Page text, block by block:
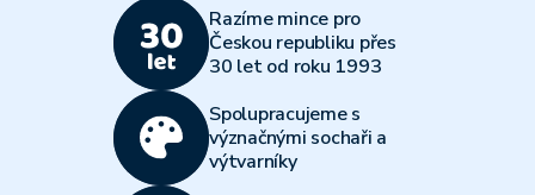
Razíme mince pro
Českou republiku přes
30 let od roku 1993
Spolupracujeme s
význačnými sochaři a
výtvarníky